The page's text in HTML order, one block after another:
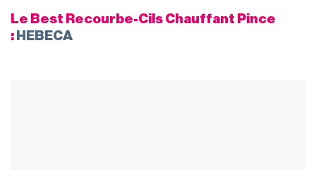
Le Best Recourbe-Cils Chauffant Pince
: HEBECA